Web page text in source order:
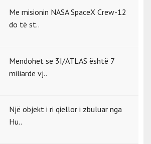
Me misionin NASA SpaceX Crew-12
do të st..
Mendohet se 3I/ATLAS është 7
miliardë vj..
Një objekt i ri qiellor i zbuluar nga
Hu..